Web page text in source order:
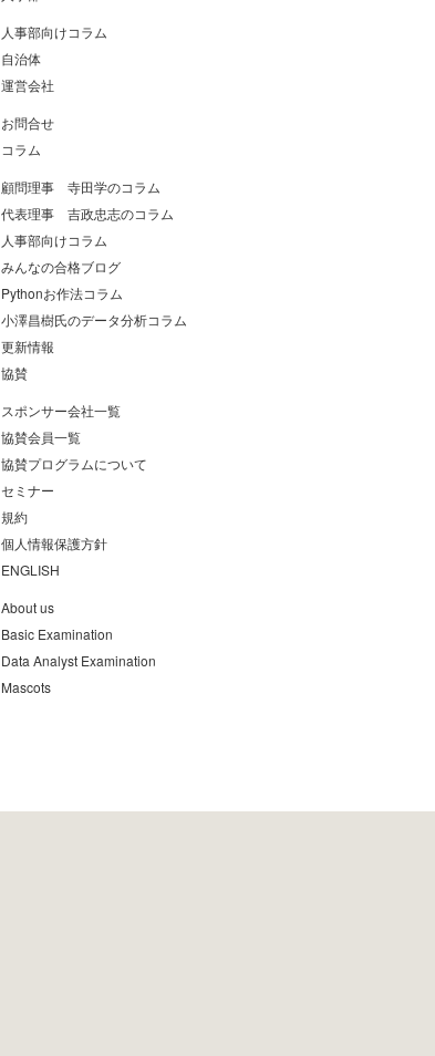
人事部向けコラム
自治体
運営会社
お問合せ
コラム
顧問理事 寺田学のコラム
代表理事 吉政忠志のコラム
人事部向けコラム
みんなの合格ブログ
Pythonお作法コラム
小澤昌樹氏のデータ分析コラム
更新情報
協賛
スポンサー会社一覧
協賛会員一覧
協賛プログラムについて
セミナー
規約
個人情報保護方針
ENGLISH
About us
Basic Examination
Data Analyst Examination
Mascots